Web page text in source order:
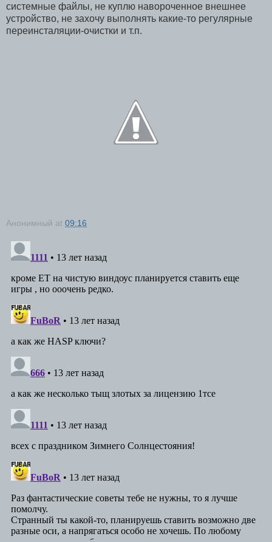
системные файлы, не куплю навороченное внешнее
устройство, не захочу выполнять какие-то регулярные
переинсталяции-очистки и т.п.
Анонимный at 09:16